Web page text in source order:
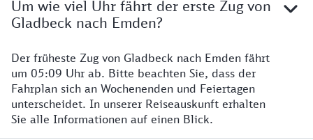
Um wie viel Uhr fährt der erste Zug von
Gladbeck nach Emden?
Der früheste Zug von Gladbeck nach Emden fährt
um 05:09 Uhr ab. Bitte beachten Sie, dass der
Fahrplan sich an Wochenenden und Feiertagen
unterscheidet. In unserer Reiseauskunft erhalten
Sie alle Informationen auf einen Blick.